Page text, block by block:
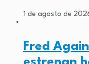
1 de agosto de
Fred